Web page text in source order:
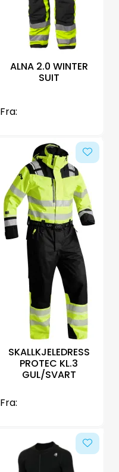
ALNA 2.0 WINTER
SUIT
Fra:
SKALLKJELEDRESS
PROTEC KL.3
GUL/SVART
Fra: